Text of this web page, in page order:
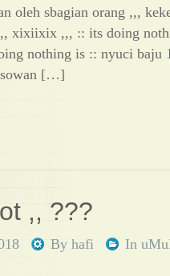
oleh sbagian orang ,,,
xixiixix ,,, :: its doing
nothing is :: nyuci baju
[…]
,, ???
By hafi In